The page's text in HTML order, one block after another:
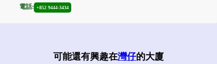
電話: +852 9444-3434
可能還有興趣在灣仔的大廈